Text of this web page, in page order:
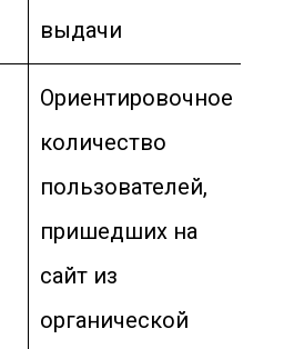
выдачи
Ориентировочное
количество
пользователей,
пришедших на
сайт из
органической